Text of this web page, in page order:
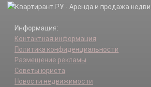
Информация:
Контактная информация
Политика конфиденциальности
Размещение рекламы
Советы юриста
Новости недвижимости